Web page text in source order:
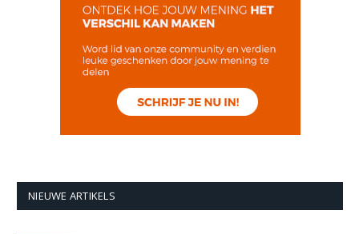
NIEUWE ARTIKELS